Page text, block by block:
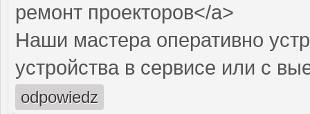
ремонт проекторов</a>
Наши мастера оперативно
устройства в сервисе или с
odpowiedz